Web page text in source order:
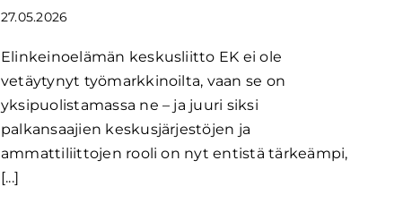
27.05.2026
Elinkeinoelämän keskusliitto EK ei ole
vetäytynyt työmarkkinoilta, vaan se on
yksipuolistamassa ne – ja juuri siksi
palkansaajien keskusjärjestöjen ja
ammattiliittojen rooli on nyt entistä tärkeämpi,
[...]